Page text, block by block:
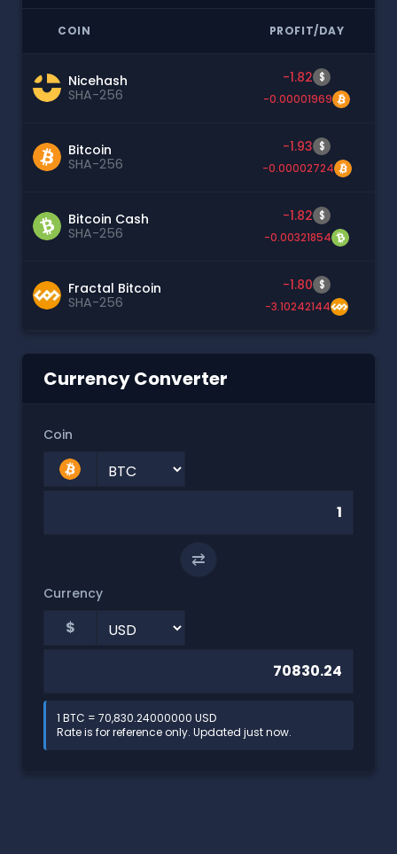
COIN PROFIT/DAY
Nicehash
SHA-256
-1.82 $
-0.00001969
Bitcoin
SHA-256
-1.93 $
-0.00002724
Bitcoin Cash
SHA-256
-1.82 $
-0.00321854
Fractal Bitcoin
SHA-256
-1.80 $
-3.10242144
Currency Converter
Coin
⇄
Currency
$
1 BTC = 70,830.24000000 USD
Rate is for reference only. Updated just now.